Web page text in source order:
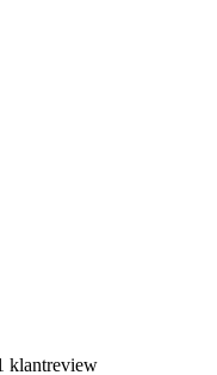
klantreview